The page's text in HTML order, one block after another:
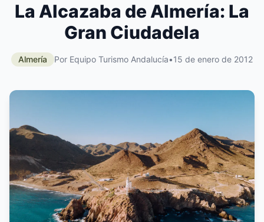
La Alcazaba de Almería: La
Gran Ciudadela
Almería Por Equipo Turismo Andalucía•15 de enero de 2012